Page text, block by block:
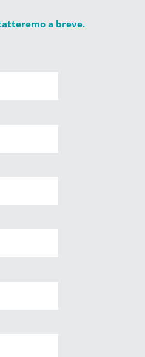
a breve.